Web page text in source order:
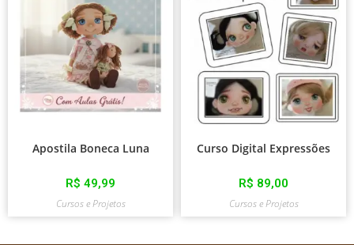
Apostila Boneca Luna
R$ 49,99
Cursos e Projetos
Curso Digital Expressões
R$ 89,00
Cursos e Projetos